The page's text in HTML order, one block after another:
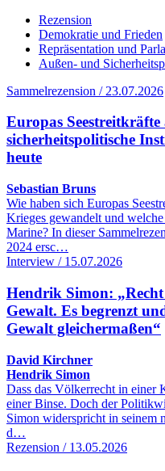
Rezension
Demokratie und Frieden
Repräsentation und
Außen- und
Sammelrezension / 23.07.2026
Europas
sicherheitspolitische
heute
Sebastian Bruns
Wie haben sich Europas
Krieges gewandelt und
Marine? In dieser
2024 ersc…
Interview / 15.07.2026
Hendrik Simon:
Gewalt. Es begrenzt
Gewalt gleichermaßen“
David Kirchner
Hendrik Simon
Dass das Völkerrecht in einer
einer Binse. Doch der
Simon widerspricht in seinem
d…
Rezension / 13.05.2026